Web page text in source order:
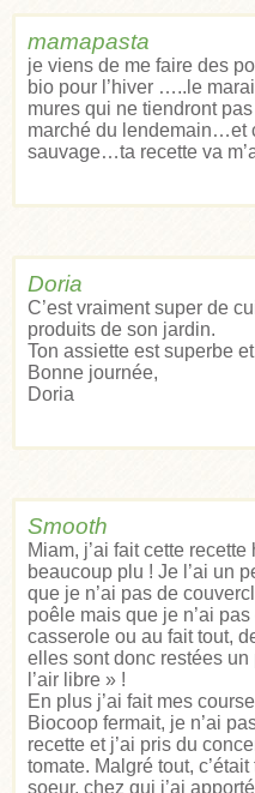
mamapasta
je viens de me faire des
bio pour l’hiver …..le
mures qui ne tiendront pas
marché du lendemain…et
sauvage…ta recette va
Doria
C’est vraiment super de
produits de son jardin.
Ton assiette est superbe
Bonne journée,
Doria
Smooth
Miam, j’ai fait cette recette
beaucoup plu ! Je l’ai un
que je n’ai pas de
poêle mais que je n’ai
casserole ou au fait tout,
elles sont donc restées
l’air libre » !
En plus j’ai fait mes
Biocoop fermait, je n’ai
recette et j’ai pris du
tomate. Malgré tout,
soeur, chez qui j’ai